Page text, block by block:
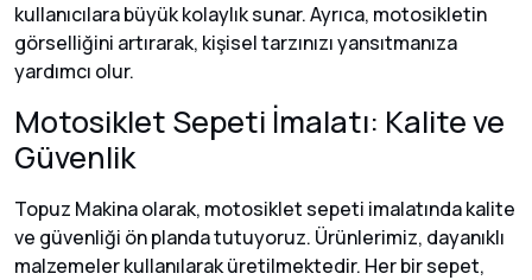
kullanıcılara büyük kolaylık sunar. Ayrıca, motosikletin
görselliğini artırarak, kişisel tarzınızı yansıtmanıza
yardımcı olur.
Motosiklet Sepeti İmalatı: Kalite ve
Güvenlik
Topuz Makina olarak, motosiklet sepeti imalatında kalite
ve güvenliği ön planda tutuyoruz. Ürünlerimiz, dayanıklı
malzemeler kullanılarak üretilmektedir. Her bir sepet,